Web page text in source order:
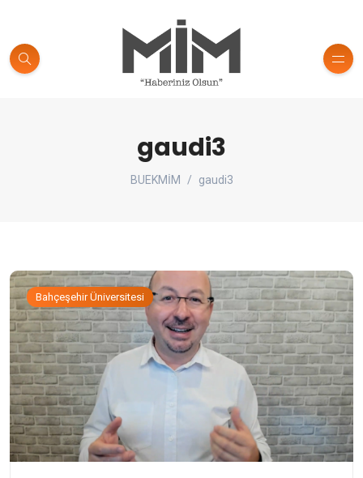
gaudi3
BUEKMİM gaudi3
Bahçeşehir Üniversitesi